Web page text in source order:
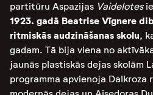
partitūru Aspazijas Vaidelotes
1923. gadā Beatrise Vīgnere
ritmiskās audzināšanas skolu,
gadam. Tā bija viena no
jaunās plastiskās dejas skolām
programma apvienoja Dalkroza